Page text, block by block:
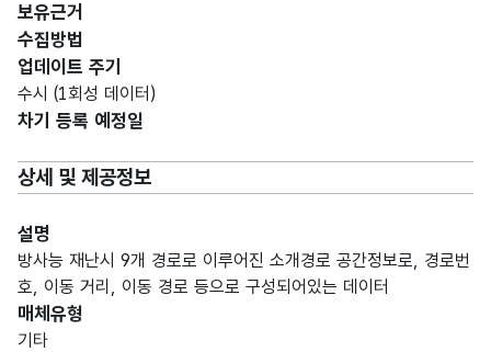
보유근거
수집방법
업데이트 주기
수시 (1회성 데이터)
차기 등록 예정일
상세 및 제공정보
설명
방사능 재난시 9개 경로로 이루어진 소개경로 공간정보로, 경로번
호, 이동 거리, 이동 경로 등으로 구성되어있는 데이터
매체유형
기타